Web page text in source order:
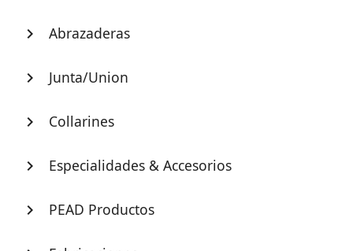
chevron_right Abrazaderas
chevron_right Junta/Union
chevron_right Collarines
chevron_right Especialidades & Accesorios
chevron_right PEAD Productos